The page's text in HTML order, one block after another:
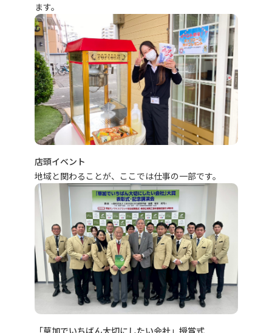
ます。
店頭イベント
地域と関わることが、ここでは仕事の一部です。
「草加でいちばん大切にしたい会社」授賞式